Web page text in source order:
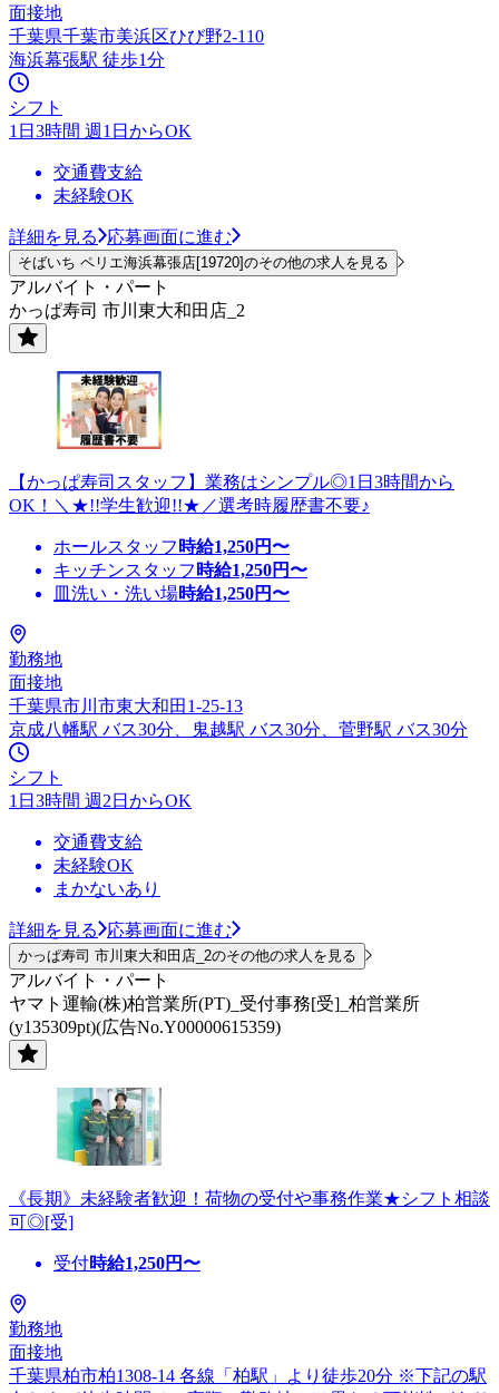
面接地
千葉県千葉市美浜区ひび野2-110
海浜幕張駅 徒歩1分
シフト
1日3時間 週1日からOK
交通費支給
未経験OK
詳細を見る 応募画面に進む
そばいち ペリエ海浜幕張店[19720]のその他の求人を見る
アルバイト・パート
かっぱ寿司 市川東大和田店_2
【かっぱ寿司スタッフ】業務はシンプル◎1日3時間から
OK！＼★!!学生歓迎!!★／選考時履歴書不要♪
ホールスタッフ 時給1,250円〜
キッチンスタッフ 時給1,250円〜
皿洗い・洗い場時給1,250円〜
勤務地
面接地
千葉県市川市東大和田1-25-13
京成八幡駅 バス30分、鬼越駅 バス30分、菅野駅 バス30分
シフト
1日3時間 週2日からOK
交通費支給
未経験OK
まかないあり
詳細を見る 応募画面に進む
かっぱ寿司 市川東大和田店_2のその他の求人を見る
アルバイト・パート
ヤマト運輸(株)柏営業所(PT)_受付事務[受]_柏営業所
(y135309pt)(広告No.Y00000615359)
《長期》未経験者歓迎！荷物の受付や事務作業★シフト相談
可◎[受]
受付時給1,250円〜
勤務地
面接地
千葉県柏市柏1308-14 各線「柏駅」より徒歩20分 ※下記の駅